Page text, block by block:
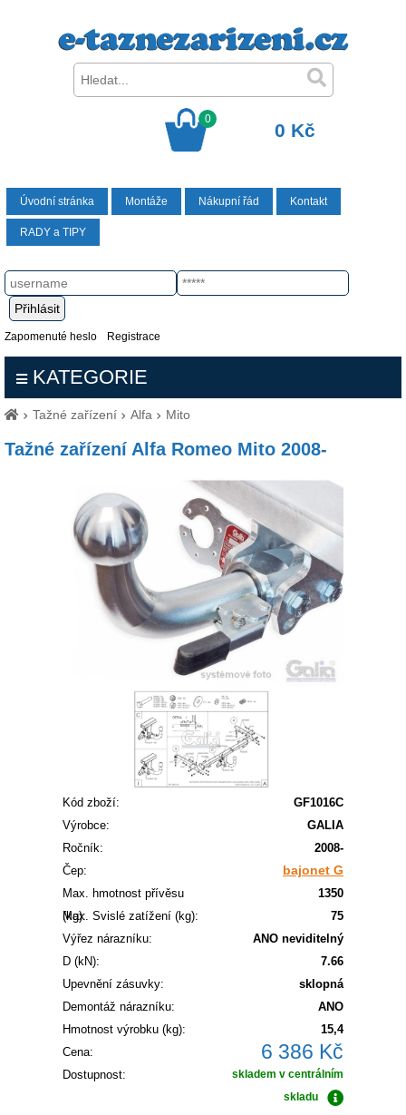
0
0 Kč
Úvodní stránka Montáže Nákupní řád Kontakt
RADY a TIPY
Zapomenuté heslo Registrace
KATEGORIE
Tažné zařízení Alfa Mito
Tažné zařízení Alfa Romeo Mito 2008-
Kód zboží:
GF1016C
Výrobce:
GALIA
Ročník:
2008-
Čep:
bajonet G
Max. hmotnost přívěsu
(kg):
1350
Max. Svislé zatížení (kg):
75
Výřez nárazníku:
ANO neviditelný
D (kN):
7.66
Upevnění zásuvky:
sklopná
Demontáž nárazníku:
ANO
Hmotnost výrobku (kg):
15,4
Cena:
6 386 Kč
Dostupnost:
skladem v centrálním
skladu